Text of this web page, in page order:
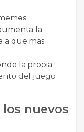
la
a que más
la propia
del juego.
nuevos